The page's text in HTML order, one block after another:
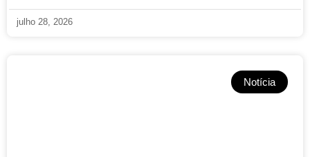
julho 28, 2026
Notícia